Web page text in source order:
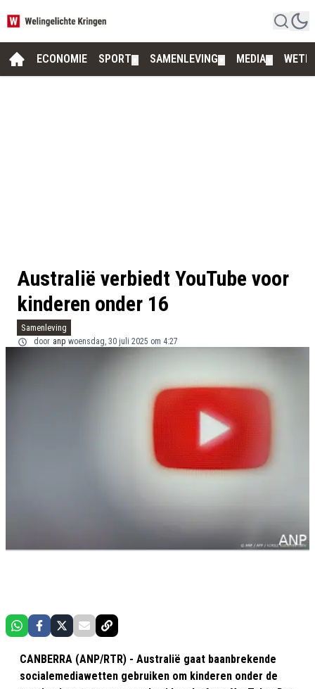
ECONOMIE SPORT SAMENLEVING MEDIA
Australië verbiedt YouTube voor
kinderen onder 16
Samenleving
door anp woensdag, 30 juli 2025 om 4:27
CANBERRA (ANP/RTR) - Australië gaat baanbrekende
socialemediawetten gebruiken om kinderen onder de